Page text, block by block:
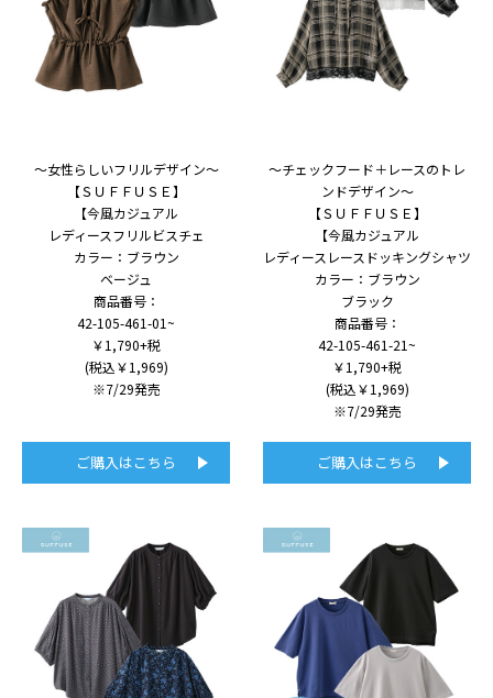
～女性らしいフリルデザイン～
【ＳＵＦＦＵＳＥ】
【今風カジュアル
レディースフリルビスチェ
カラー：ブラウン
ベージュ
商品番号：
42-105-461-01~
￥1,790+税
(税込￥1,969)
※7/29発売
ご購入はこちら
～チェックフード＋レースのトレ
ンドデザイン～
【ＳＵＦＦＵＳＥ】
【今風カジュアル
レディースレースドッキングシャツ
カラー：ブラウン
ブラック
商品番号：
42-105-461-21~
￥1,790+税
(税込￥1,969)
※7/29発売
ご購入はこちら